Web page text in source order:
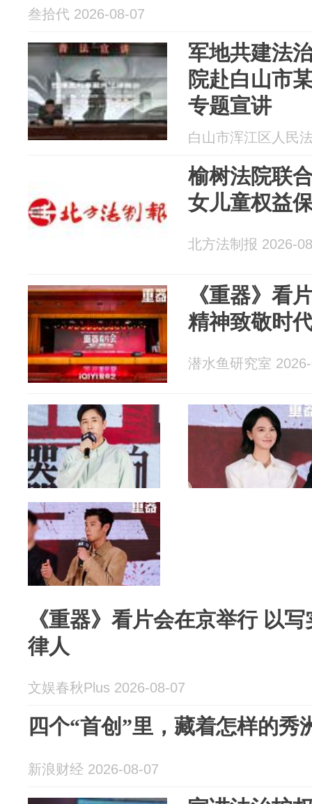
叁拾代 2026-08-07
军地共建法
院赴白山市
专题宣讲
白山市浑江区人民
榆树法院联
女儿童权益
北方法制报 2026-
《重器》看
精神致敬时
潜水鱼研究室
《重器》看片会在京举行 以
律人
文娱春秋Plus 2026-08-07
四个“首创”里，藏着怎样的秀
新浪财经 2026-08-07